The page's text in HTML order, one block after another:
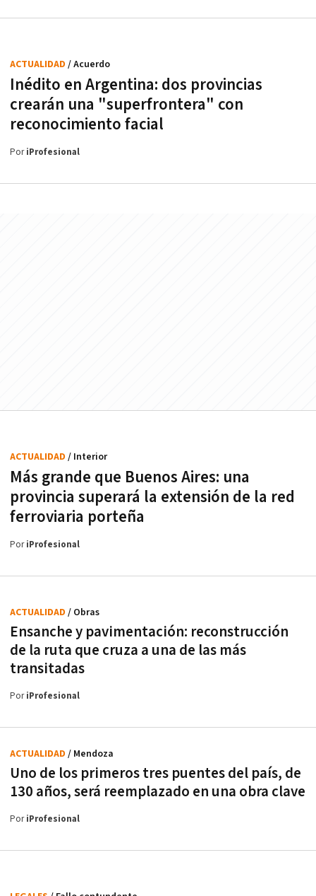
Inédito en Argentina: dos provincias
crearán una "superfrontera" con
reconocimiento facial
ACTUALIDAD / Acuerdo
PoriProfesional
Más grande que Buenos Aires: una
provincia superará la extensión de la red
ferroviaria porteña
ACTUALIDAD / Interior
PoriProfesional
Ensanche y pavimentación: reconstrucción
de la ruta que cruza a una de las más
transitadas
ACTUALIDAD / Obras
PoriProfesional
Uno de los primeros tres puentes del país, de
130 años, será reemplazado en una obra clave
ACTUALIDAD / Mendoza
PoriProfesional